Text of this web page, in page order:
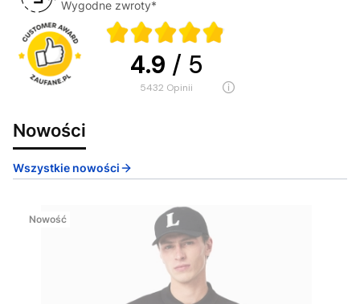
Wygodne zwroty*
4.9 / 5
5432 opinii
Nowości
Wszystkie nowości
Nowość